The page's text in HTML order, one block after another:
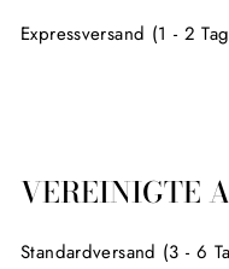
Expressversand (1 - 2
VEREINIGTE
Standardversand (3 - 6